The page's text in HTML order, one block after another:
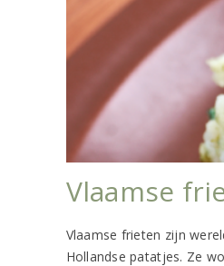
Vlaamse
Vlaamse frieten zijn
Hollandse patatjes. Ze